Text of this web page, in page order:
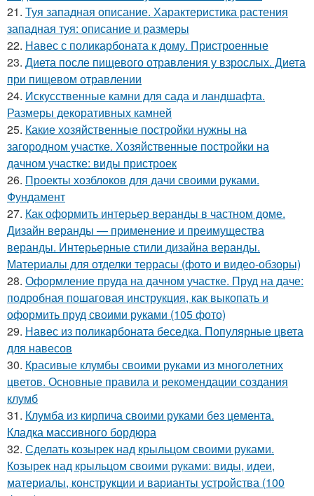
21. Туя западная описание. Характеристика растения
западная туя: описание и размеры
22. Навес с поликарбоната к дому. Пристроенные
23. Диета после пищевого отравления у взрослых. Диета
при пищевом отравлении
24. Искусственные камни для сада и ландшафта.
Размеры декоративных камней
25. Какие хозяйственные постройки нужны на
загородном участке. Хозяйственные постройки на
дачном участке: виды пристроек
26. Проекты хозблоков для дачи своими руками.
Фундамент
27. Как оформить интерьер веранды в частном доме.
Дизайн веранды — применение и преимущества
веранды. Интерьерные стили дизайна веранды.
Материалы для отделки террасы (фото и видео-обзоры)
28. Оформление пруда на дачном участке. Пруд на даче:
подробная пошаговая инструкция, как выкопать и
оформить пруд своими руками (105 фото)
29. Навес из поликарбоната беседка. Популярные цвета
для навесов
30. Красивые клумбы своими руками из многолетних
цветов. Основные правила и рекомендации создания
клумб
31. Клумба из кирпича своими руками без цемента.
Кладка массивного бордюра
32. Сделать козырек над крыльцом своими руками.
Козырек над крыльцом своими руками: виды, идеи,
материалы, конструкции и варианты устройства (100